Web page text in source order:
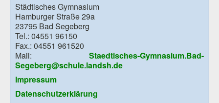
Städtisches Gymnasium
Hamburger Straße 29a
23795 Bad Segeberg
Tel.: 04551 96150
Fax.: 04551 961520
Mail: Staedtisches-Gymnasium.Bad-
Segeberg@schule.landsh.de
Impressum
Datenschutzerklärung